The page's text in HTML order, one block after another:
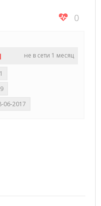
0
не в сети 1 месяц
06-2017